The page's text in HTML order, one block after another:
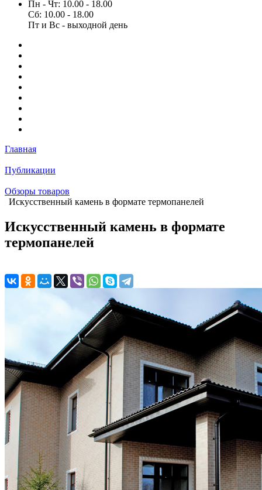
Пн - Чт: 10.00 - 18.00
Сб: 10.00 - 18.00
Пт и Вс - выходной день
Главная
Публикации
Обзоры товаров
Искусственный камень в формате термопанелей
Искусственный камень в формате
термопанелей